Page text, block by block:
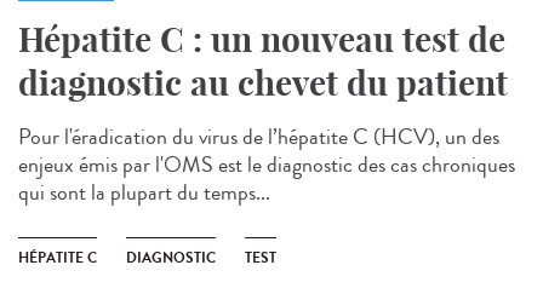
Hépatite C : un nouveau test de
diagnostic au chevet du patient
Pour l'éradication du virus de l’hépatite C (HCV), un des
enjeux émis par l'OMS est le diagnostic des cas chroniques
qui sont la plupart du temps...
HÉPATITE C DIAGNOSTIC TEST